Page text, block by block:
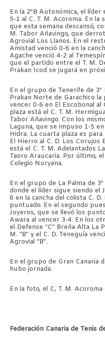
En la 2ºB Autonómica, el
5-1 al C. T. M. Acoroma. En la
que esta semana descansó,
M. Tabor Añavingo, que
Agrovial Los Llanos. En el
Amistad venció 0-6 en la
Agache venció 4-2 al
que el partido entre el T. M.
Prakan Icod se jugará en
En el grupo de Tenerife de
Prakan Norte de Garachico
vencer 0-6 en El Escobonal al
plaza está el C. T. M.
Tabor Añavingo. Con los
Laguna, que se impuso 1-5
Hidra. La cuarta plaza es
El Hierro al C. D. Los
está el C. T. M. Adelantados
Taoro Araucaria. Por último,
Colegio Nuryana.
En el grupo de La Palma de
donde el líder sigue siendo el
6 en la cancha del colista C.
puntuado. En el segundo
Joyeros, que se llevó los
Awara al vencer 3-4. En los
el Defense “C” Breña Alta La
M. “B” y el C. D. Teneguía
Agrovial “B”.
En el grupo de Gran Canaria
hubo jornada.
En la foto, el C, T. M. Acoroma
Federación Canaria de Tenis